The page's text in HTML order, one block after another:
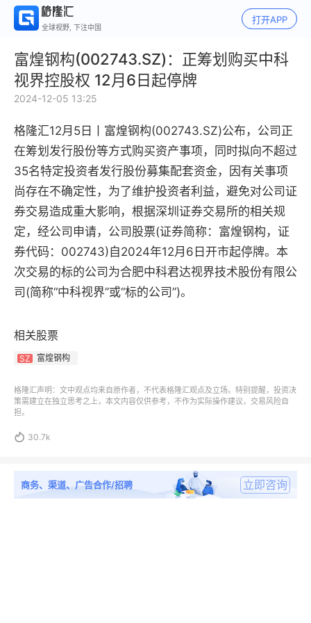
全球视野, 下注中国
打开APP
富煌钢构(002743.SZ)：正筹划购买中科
视界控股权 12月6日起停牌
2024-12-05 13:25
格隆汇12月5日丨 富煌钢构(002743.SZ)公布，公司正
在筹划发行股份等方式购买资产事项，同时拟向不超过
35名特定投资者发行股份募集配套资金，因有关事项
尚存在不确定性，为了维护投资者利益，避免对公司证
券交易造成重大影响，根据深圳证券交易所的相关规
定，经公司申请，公司股票(证券简称：富煌钢构，证
券代码：002743)自2024年12月6日开市起停牌。本
次交易的标的公司为合肥中科君达视界技术股份有限公
司(简称“中科视界”或“标的公司”)。
相关股票
SZ 富煌钢构
格隆汇声明：文中观点均来自原作者，不代表格隆汇观点及立场。特别提醒，投资决
策需建立在独立思考之上，本文内容仅供参考，不作为实际操作建议，交易风险自
担。
 30.7k
商务、渠道、广告合作/招聘 立即咨询